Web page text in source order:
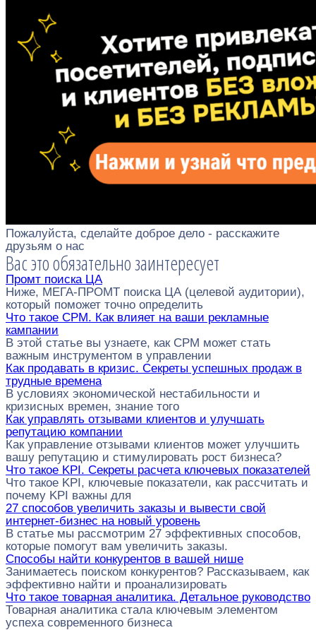
Пожалуйста, сделайте доброе дело - расскажите
друзьям о нас
Вас это обязательно заинтересует
Промт поиска ЦА
Ниже, МЕГА-ПРОМТ поиска ЦА (целевой аудитории),
который поможет точно определить
Что такое CPM. Как влияет на ваши рекламные
кампании
В этой статье вы узнаете, как CPM может стать
важным инструментом в управлении
Как продавать в кризис. Секреты успешных продаж в
трудные времена
В условиях экономической нестабильности и
кризисных времен, знание того
Как управлять отзывами клиентов и улучшать
репутацию компании
Как управление отзывами клиентов может улучшить
вашу репутацию и стимулировать рост бизнеса?
Что такое KPI. Секреты расчета ключевых показателей
Что такое KPI, ключевые показатели, как рассчитать и
почему KPI важны для
27 способов увеличить заказы и вывести свой
интернет-бизнес на новый уровень
В статье мы рассмотрим 27 эффективных способов,
которые помогут вам увеличить заказы.
Способы найти конкурентов в вашей нише
Занимаетесь поиском конкурентов? Рассказываем, как
эффективно найти и проанализировать
Что такое товарная аналитика. Детальное руководство
Товарная аналитика стала ключевым элементом
успеха современного бизнеса